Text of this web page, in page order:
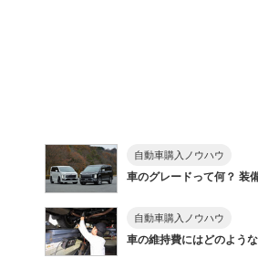
自動車購入ノウハウ
車のグレードって何？ 装
自動車購入ノウハウ
車の維持費にはどのよう